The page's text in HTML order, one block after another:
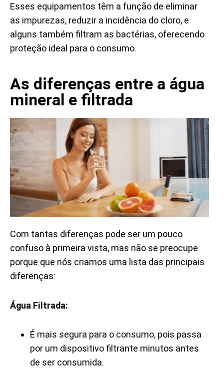
Esses equipamentos têm a função de eliminar
as impurezas, reduzir a incidência do cloro, e
alguns também filtram as bactérias, oferecendo
proteção ideal para o consumo.
As diferenças entre a água
mineral e filtrada
Com tantas diferenças pode ser um pouco
confuso à primeira vista, mas não se preocupe
porque que nós criamos uma lista das principais
diferenças:
Água Filtrada:
É mais segura para o consumo, pois passa
por um dispositivo filtrante minutos antes
de ser consumida.